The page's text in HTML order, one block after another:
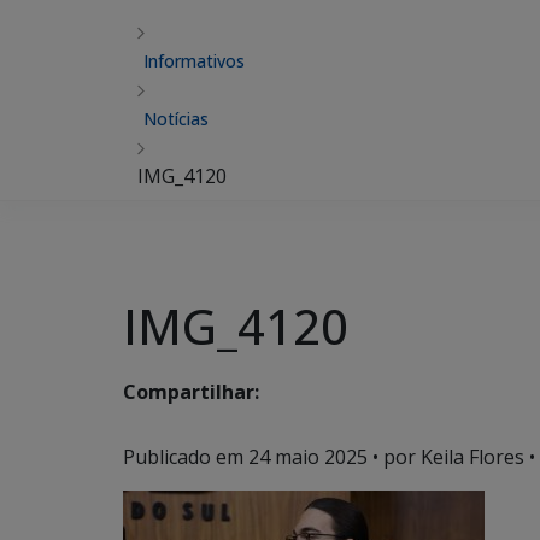
Informativos
Notícias
IMG_4120
IMG_4120
Compartilhar:
Publicado em 24 maio 2025 • por Keila Flores •